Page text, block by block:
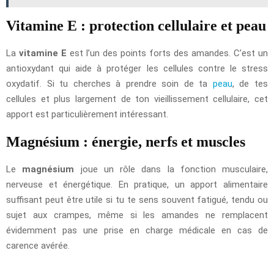
Vitamine E : protection cellulaire et peau
La vitamine E est l’un des points forts des amandes. C’est un
antioxydant qui aide à protéger les cellules contre le stress
oxydatif. Si tu cherches à prendre soin de ta peau, de tes
cellules et plus largement de ton vieillissement cellulaire, cet
apport est particulièrement intéressant.
Magnésium : énergie, nerfs et muscles
Le magnésium joue un rôle dans la fonction musculaire,
nerveuse et énergétique. En pratique, un apport alimentaire
suffisant peut être utile si tu te sens souvent fatigué, tendu ou
sujet aux crampes, même si les amandes ne remplacent
évidemment pas une prise en charge médicale en cas de
carence avérée.